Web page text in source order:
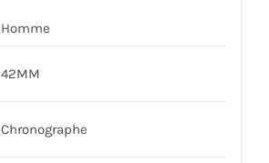
Homme
42MM
Chronographe